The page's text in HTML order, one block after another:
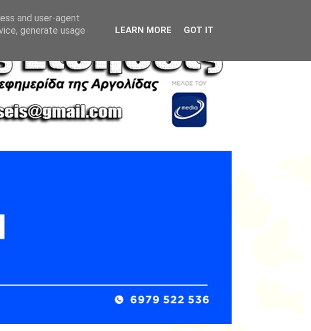
and user-agent
generate usage
LEARN MORE GOT IT